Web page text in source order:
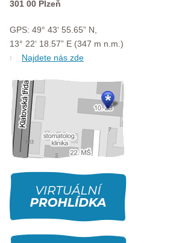
301 00 Plzeň
GPS: 49° 43‘ 55.65” N,
13° 22‘ 18.57” E (347 m n.m.)
Najdete nás zde